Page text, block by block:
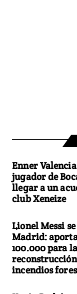
Enner
jugador de
llegar a un
club Xeneize
Lionel Messi
Madrid:
100.000 para la
incendios